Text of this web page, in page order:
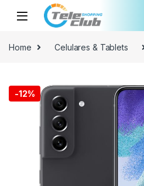
Skip to navigation
Skip to content
Home Celulares & Tablets
-12%